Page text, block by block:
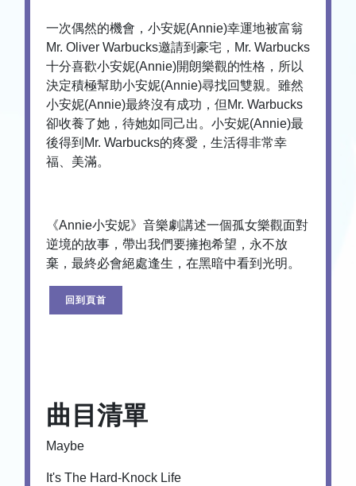
一次偶然的機會，小安妮(Annie)幸運地被富翁
Mr. Oliver Warbucks邀請到豪宅，Mr. Warbucks
十分喜歡小安妮(Annie)開朗樂觀的性格，所以
決定積極幫助小安妮(Annie)尋找回雙親。雖然
小安妮(Annie)最終沒有成功，但Mr. Warbucks
卻收養了她，待她如同己出。小安妮(Annie)最
後得到Mr. Warbucks的疼愛，生活得非常幸
福、美滿。
《Annie小安妮》音樂劇講述一個孤女樂觀面對
逆境的故事，帶出我們要擁抱希望，永不放
棄，最終必會絕處逢生，在黑暗中看到光明。
回到頁首
曲目清單
Maybe
It's The Hard-Knock Life